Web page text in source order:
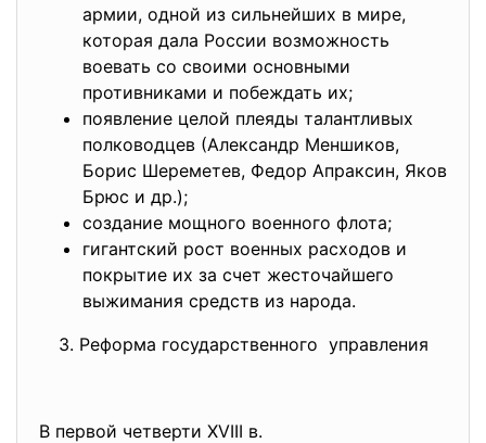
армии, одной из сильнейших в мире,
которая дала России возможность
воевать со своими основными
противниками и побеждать их;
появление целой плеяды талантливых
полководцев (Александр Меншиков,
Борис Шереметев, Федор Апраксин, Яков
Брюс и др.);
создание мощного военного флота;
гигантский рост военных расходов и
покрытие их за счет жесточайшего
выжимания средств из народа.
3. Реформа государственного управления
В первой четверти XVIII в.